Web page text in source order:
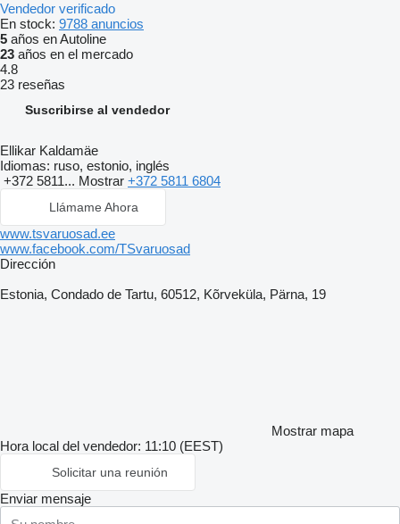
Vendedor verificado
En stock: 9788 anuncios
5 años en Autoline
23 años en el mercado
4.8
23 reseñas
Suscribirse al vendedor
Ellikar Kaldamäe
Idiomas: ruso, estonio, inglés
+372 5811... Mostrar +372 5811 6804
Llámame Ahora
www.tsvaruosad.ee
www.facebook.com/TSvaruosad
Dirección
Estonia, Condado de Tartu, 60512, Kõrveküla, Pärna, 19
Mostrar mapa
Hora local del vendedor: 11:10 (EEST)
Solicitar una reunión
Enviar mensaje